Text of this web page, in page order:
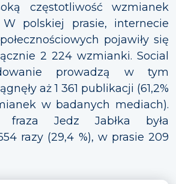
częstotliwość wzmianek
polskiej prasie, internecie
pojawiły się
2 224 wzmianki. Social
prowadzą w tym
aż 1 361 publikacji (61,2%
w badanych mediach).
fraza Jedz Jabłka była
razy (29,4 %), w prasie 209